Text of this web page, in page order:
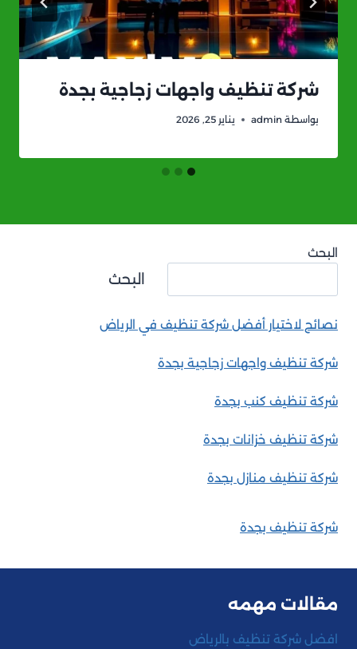
شركة تنظيف واجهات زجاجية بجدة
بواسطة admin يناير 25, 2026
البحث
البحث
نصائح لاختيار أفضل شركة تنظيف في الرياض
شركة تنظيف واجهات زجاجية بجدة
شركة تنظيف كنب بجدة
شركة تنظيف خزانات بجدة
شركة تنظيف منازل بجدة
شركة تنظيف بجدة
مقالات مهمه
افضل شركة تنظيف بالرياض